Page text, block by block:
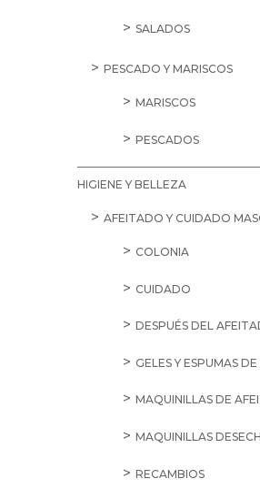
SALADOS
PESCADO Y MARISCOS
MARISCOS
PESCADOS
HIGIENE Y BELLEZA
AFEITADO Y CUIDADO
COLONIA
CUIDADO
DESPUÉS DEL
GELES Y ESPUMAS
MAQUINILLAS DE
MAQUINILLAS
RECAMBIOS